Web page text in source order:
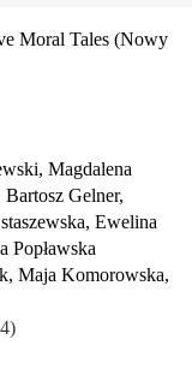
Moral Tales (Nowy
Magdalena
Gelner,
Ewelina
Popławska
Maja Komorowska,